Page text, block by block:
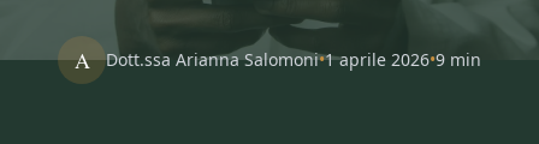
A Dott.ssa Arianna Salomoni•1 aprile 2026•9 min